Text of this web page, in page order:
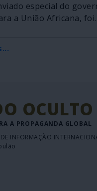
especial do
a União Africana,
OCULTO
A PROPAGANDA GLOBAL
INFORMAÇÃO